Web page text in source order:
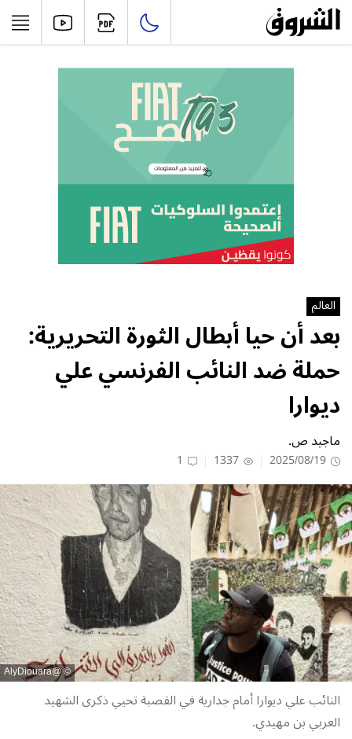
العالم
بعد أن حيا أبطال الثورة التحريرية:
حملة ضد النائب الفرنسي علي
ديوارا
ماجيد ص.
2025/08/19
1337
1
@AlyDiouara
النائب علي ديوارا أمام جدارية في القصبة تحيي ذكرى الشهيد
العربي بن مهيدي.